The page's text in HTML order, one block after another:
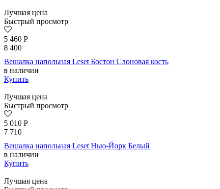
Лучшая цена
Быстрый просмотр
5 460 Р
8 400
Вешалка напольная Leset Бостон Слоновая кость
в наличии
Купить
Лучшая цена
Быстрый просмотр
5 010 Р
7 710
Вешалка напольная Leset Нью-Йорк Белый
в наличии
Купить
Лучшая цена